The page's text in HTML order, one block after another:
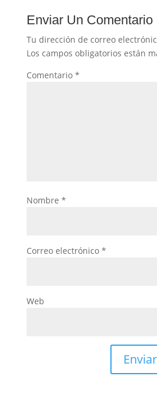
Enviar Un Comentario
Tu dirección de correo
Los campos obligatorios están
Comentario *
Nombre *
Correo electrónico *
Web